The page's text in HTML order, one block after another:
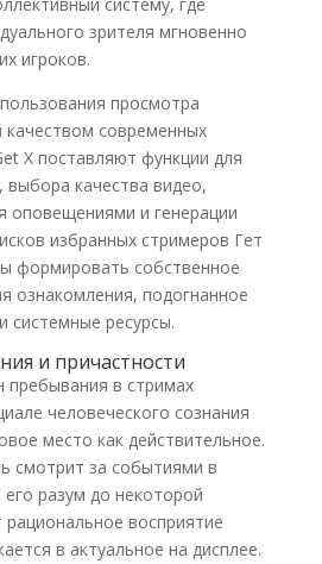
зрителя мгновенно
игроков.
просмотра
качеством современных
X поставляют функции для
выбора качества видео,
оповещениями и генерации
избранных стримеров Гет
формировать собственное
ознакомления, подогнанное
системные ресурсы.
и причастности
в стримах
человеческого сознания
место как действительное.
смотрит за событиями в
разум до некоторой
восприятие
в актуальное на дисплее.